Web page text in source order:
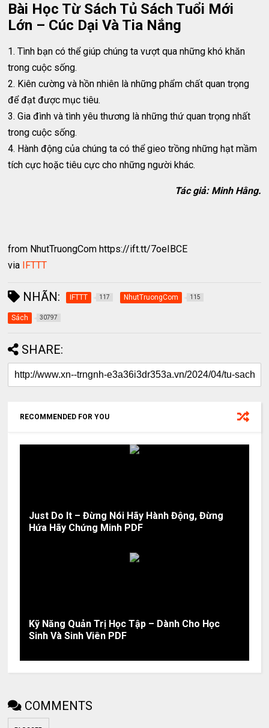
Bài Học Từ Sách Tủ Sách Tuổi Mới
Lớn – Cúc Dại Và Tia Nắng
1. Tình bạn có thể giúp chúng ta vượt qua những khó khăn
trong cuộc sống.
2. Kiên cường và hồn nhiên là những phẩm chất quan trọng
để đạt được mục tiêu.
3. Gia đình và tình yêu thương là những thứ quan trọng nhất
trong cuộc sống.
4. Hành động của chúng ta có thể gieo trồng những hạt mầm
tích cực hoặc tiêu cực cho những người khác.
Tác giả: Minh Hằng.
from NhutTruongCom https://ift.tt/7oeIBCE
via IFTTT
NHÃN: IFTTT 117 NhutTruongCom 115
Sách 30797
SHARE:
RECOMMENDED FOR YOU
Just Do It – Đừng Nói Hãy Hành Động, Đừng
Hứa Hãy Chứng Minh PDF
Kỹ Năng Quản Trị Học Tập – Dành Cho Học
Sinh Và Sinh Viên PDF
COMMENTS